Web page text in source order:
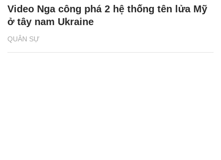
QUÂN SỰ
Video Nga công phá 2 hệ thống tên lửa Mỹ
ở tây nam Ukraine